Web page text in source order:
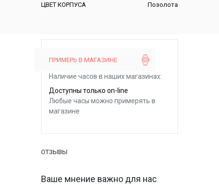
ЦВЕТ КОРПУСА Позолота
ПРИМЕРЬ В МАГАЗИНЕ
Наличие часов в наших магазинах:
Доступны только on-line
Любые часы можно примерять в
магазине
ОТЗЫВЫ
Ваше мнение важно для нас